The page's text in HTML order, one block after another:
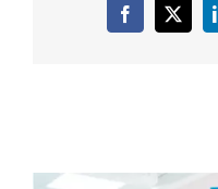
Facebook
X